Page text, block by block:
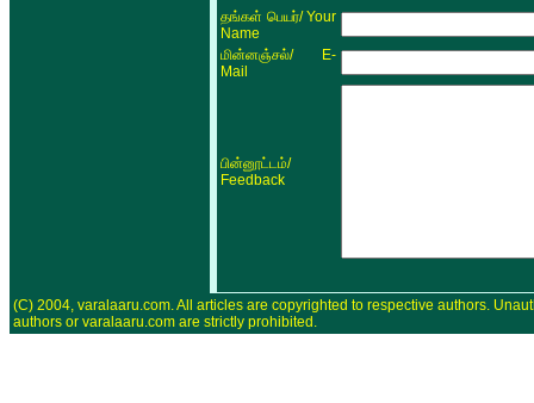
தங்கள் பெயர்/ Your
Name
மின்னஞ்சல்/ E-
Mail
பின்னூட்டம்/
Feedback
(C) 2004, varalaaru.com. All articles are copyrighted to respective authors.
authors or varalaaru.com are strictly prohibited.